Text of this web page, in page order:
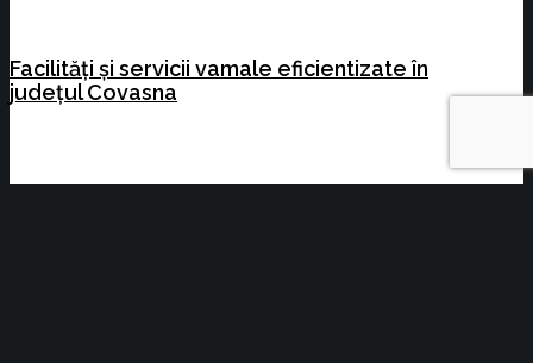
Facilități și servicii vamale eficientizate în
județul Covasna